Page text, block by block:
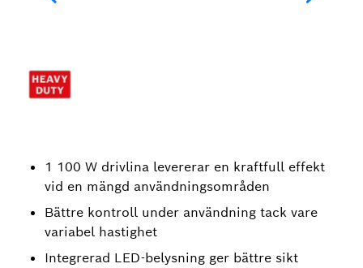
1 100 W drivlina levererar en kraftfull effekt
vid en mängd användningsområden
Bättre kontroll under användning tack vare
variabel hastighet
Integrerad LED-belysning ger bättre sikt